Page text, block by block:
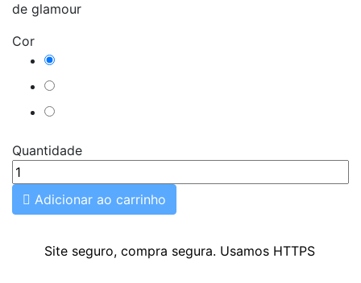
de glamour
Cor
Azul
Preto
Vermelho
Quantidade
 Adicionar ao carrinho
Site seguro, compra segura. Usamos HTTPS